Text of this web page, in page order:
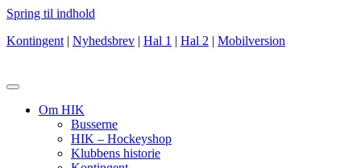
Spring til indhold
Kontingent | Nyhedsbrev | Hal 1 | Hal 2 | Mobilversion
Om HIK
Busserne
HIK – Hockeyshop
Klubbens historie